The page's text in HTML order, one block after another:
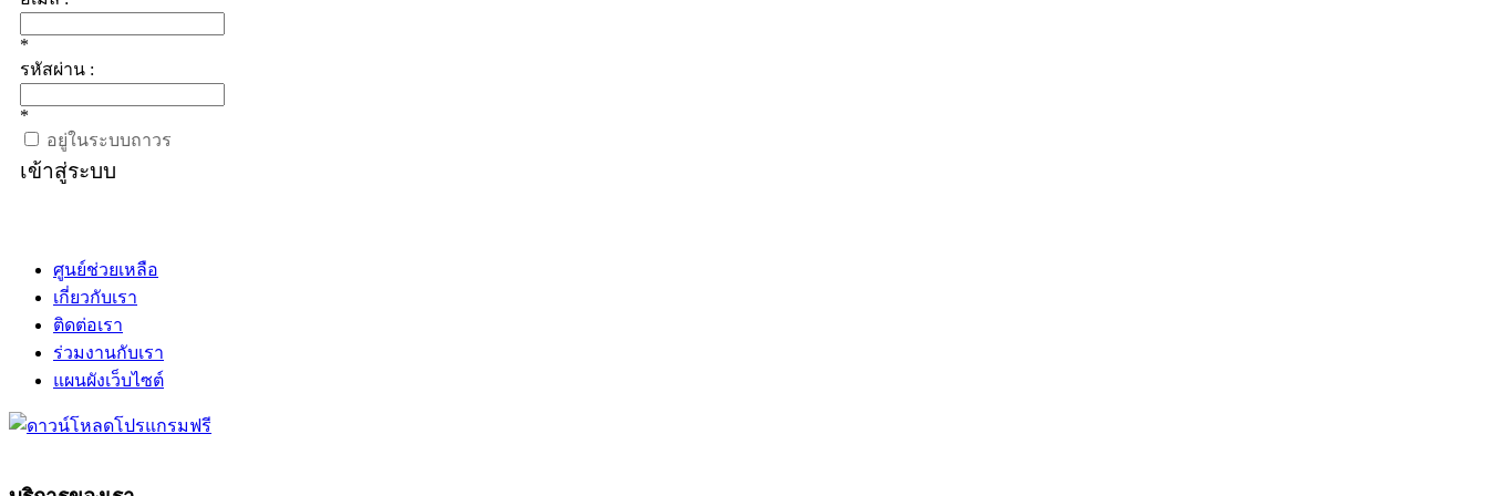
*
รหัสผ่าน :
*
อยู่ในระบบถาวร
เข้าสู่ระบบ
ศูนย์ช่วยเหลือ
เกี่ยวกับเรา
ติดต่อเรา
ร่วมงานกับเรา
แผนผังเว็บไซต์